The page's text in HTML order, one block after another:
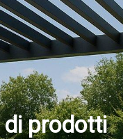
di prodotti